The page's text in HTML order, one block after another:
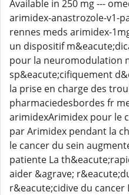
Available in 250 mg ---
arimidex-anastrozole-v1-
rennes meds arimidex-
un dispositif
pour la neuromodulation
sp&eacute;cifiquement
la prise en charge des
pharmaciedesbordes fr
arimidexArimidex pour le
par Arimidex pendant la
le cancer du sein
patiente La
aider &agrave;
r&eacute;cidive du